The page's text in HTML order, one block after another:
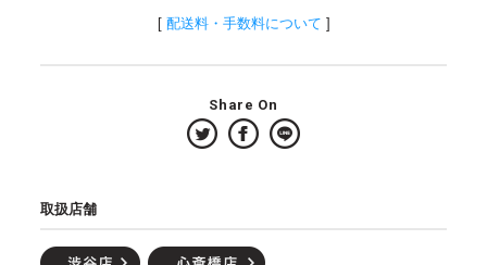
[ 配送料・手数料について ]
Share On
取扱店舗